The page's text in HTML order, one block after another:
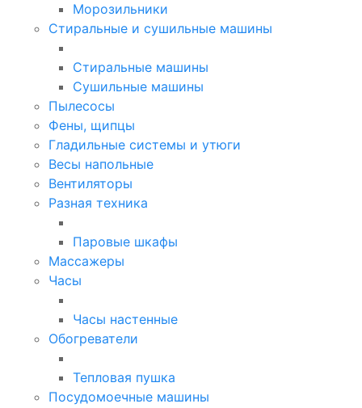
Морозильники
Стиральные и сушильные машины
Стиральные машины
Сушильные машины
Пылесосы
Фены, щипцы
Гладильные системы и утюги
Весы напольные
Вентиляторы
Разная техника
Паровые шкафы
Массажеры
Часы
Часы настенные
Обогреватели
Тепловая пушка
Посудомоечные машины